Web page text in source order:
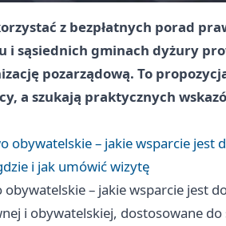
z bezpłatnych porad
i sąsiednich gminach dyżury
pozarządową. To
a szukają praktycznych
obywatelskie – jakie wsparcie jest
i jak umówić wizytę
– jakie wsparcie jest
i obywatelskiej, dostosowane do